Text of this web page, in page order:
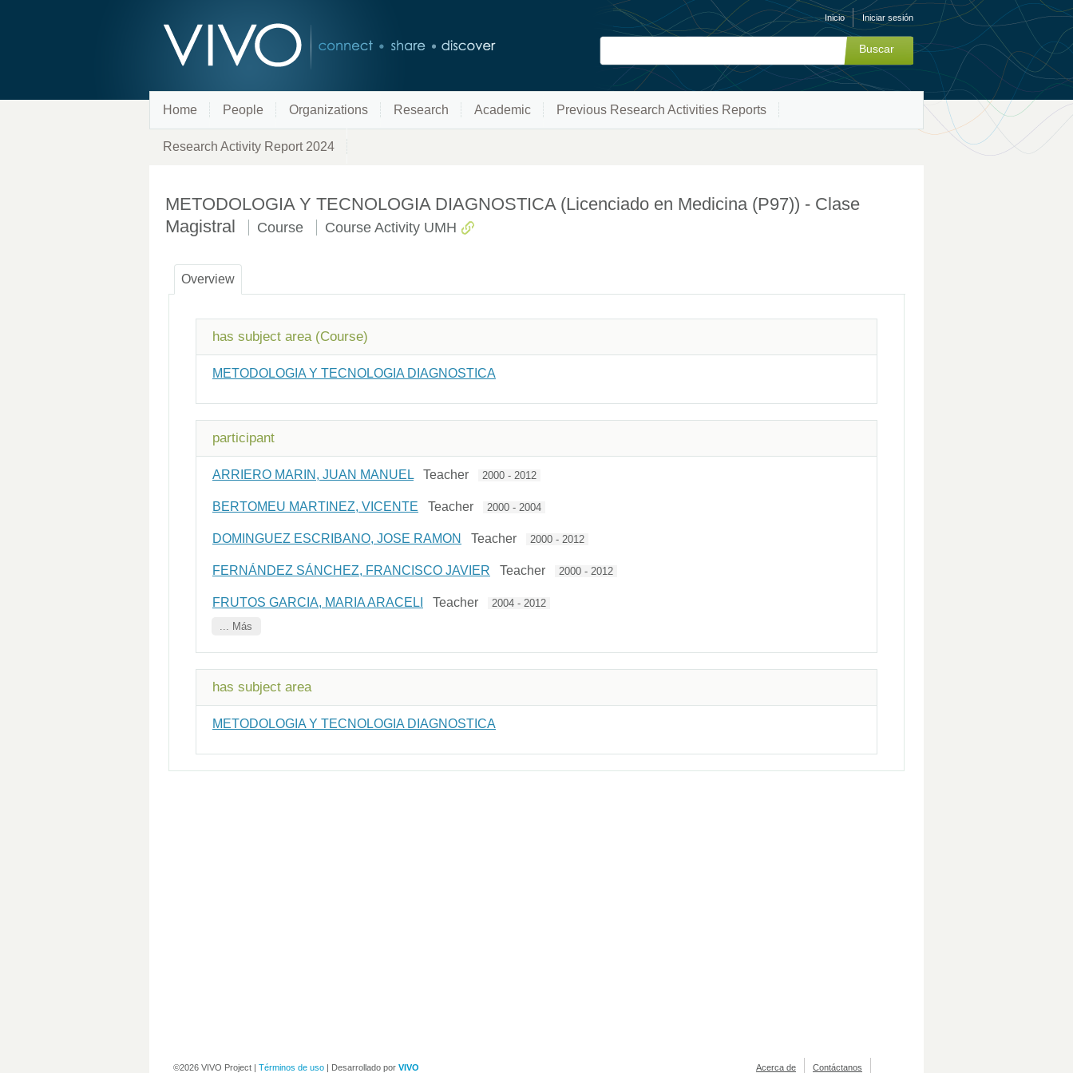
Inicio Iniciar sesión
Home People Organizations Research Academic Previous Research Activities Reports
Research Activity Report 2024
METODOLOGIA Y TECNOLOGIA DIAGNOSTICA (Licenciado en Medicina (P97)) - Clase
Magistral
Course Course Activity UMH
Overview
has subject area (Course)
METODOLOGIA Y TECNOLOGIA DIAGNOSTICA
participant
ARRIERO MARIN, JUAN MANUEL Teacher 2000 - 2012
BERTOMEU MARTINEZ, VICENTE Teacher 2000 - 2004
DOMINGUEZ ESCRIBANO, JOSE RAMON Teacher 2000 - 2012
FERNÁNDEZ SÁNCHEZ, FRANCISCO JAVIER Teacher 2000 - 2012
FRUTOS GARCIA, MARIA ARACELI Teacher
2004 - 2012
... Más
has subject area
METODOLOGIA Y TECNOLOGIA DIAGNOSTICA
©2026 VIVO Project | Términos de uso | Desarrollado por VIVO Acerca de Contáctanos